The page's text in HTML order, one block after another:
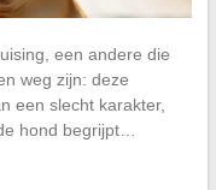
een andere die
weg zijn: deze
een slecht karakter,
hond begrijpt…